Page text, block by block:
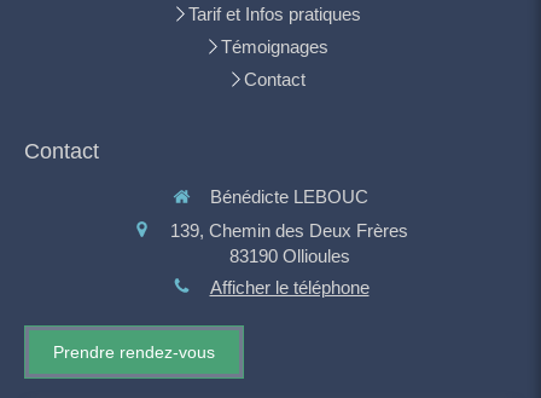
Tarif et Infos pratiques
Témoignages
Contact
Contact
Bénédicte LEBOUC
139, Chemin des Deux Frères
83190 Ollioules
Afficher le téléphone
Prendre rendez-vous